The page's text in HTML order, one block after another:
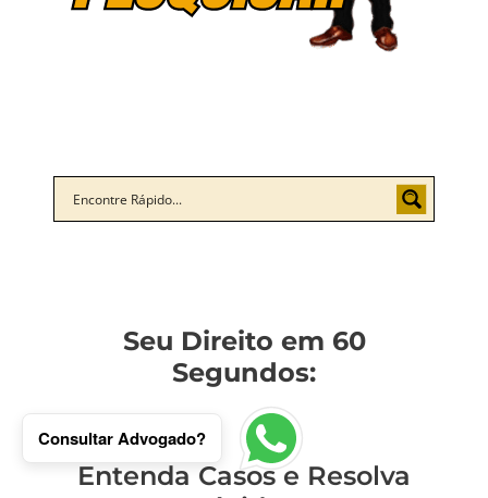
Seu Direito em 60
Segundos:
Entenda Casos e Resolva
Consultar Advogado?